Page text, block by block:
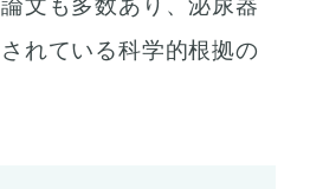
文も多数あり、泌尿器
れている科学的根拠の